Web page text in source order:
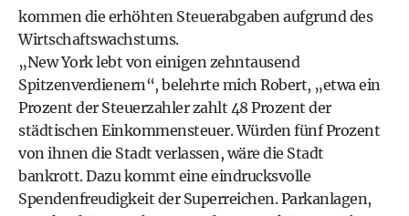
kommen die erhöhten Steuerabgaben aufgrund des
Wirtschaftswachstums.
„New York lebt von einigen zehntausend
Spitzenverdienern“, belehrte mich Robert, „etwa ein
Prozent der Steuerzahler zahlt 48 Prozent der
städtischen Einkommensteuer. Würden fünf Prozent
von ihnen die Stadt verlassen, wäre die Stadt
bankrott. Dazu kommt eine eindrucksvolle
Spendenfreudigkeit der Superreichen. Parkanlagen,